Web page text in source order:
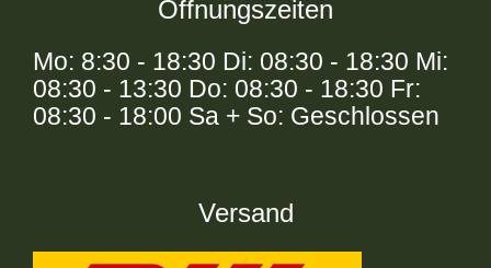
Öffnungszeiten
Mo: 8:30 - 18:30 Di: 08:30 - 18:30 Mi:
08:30 - 13:30 Do: 08:30 - 18:30 Fr:
08:30 - 18:00 Sa + So: Geschlossen
Versand